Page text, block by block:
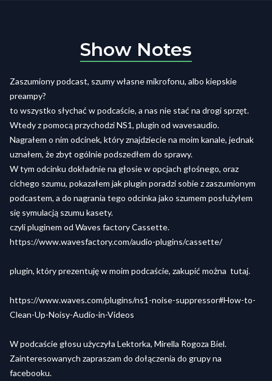
Show Notes
Zaszumiony podcast, szumy własne mikrofonu, albo kiepskie
preampy?
to wszystko słychać w podcaście, a nas nie stać na drogi sprzęt.
Wtedy z pomocą przychodzi NS1, plugin od wavesaudio.
Nagrałem o nim odcinek, który znajdziecie na moim kanale, jednak
uznałem, że zbyt ogólnie podszedłem do sprawy.
W tym odcinku dokładnie na głosie w opcjach głośnego, oraz
cichego szumu, pokazałem jak plugin poradzi sobie z zaszumionym
podcastem, a do nagrania tego odcinka jako szumem posłużyłem
się symulacją szumu kasety.
czyli pluginem od Waves factory Cassette.
https://www.wavesfactory.com/audio-plugins/cassette/
plugin, który prezentuję w moim podcaście, zakupić można tutaj.
https://www.waves.com/plugins/ns1-noise-suppressor#How-to-
Clean-Up-Noisy-Audio-in-Videos
W podcaście głosu użyczyła Lektorka, Mirella Rogoza Biel.
Zainteresowanych zapraszam do dołączenia do grupy na
facebooku.